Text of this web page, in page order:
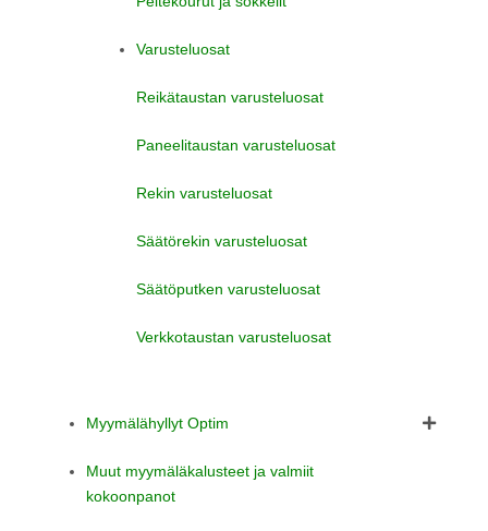
Varusteluosat
Reikätaustan varusteluosat
Paneelitaustan varusteluosat
Rekin varusteluosat
Säätörekin varusteluosat
Säätöputken varusteluosat
Verkkotaustan varusteluosat
Myymälähyllyt Optim
Muut myymäläkalusteet ja valmiit
kokoonpanot